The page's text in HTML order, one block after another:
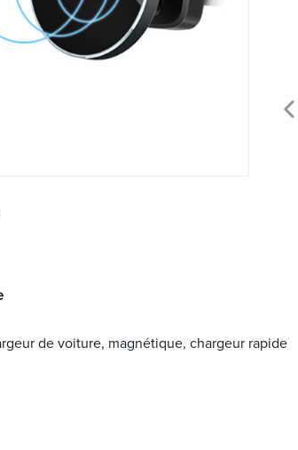
de voiture, magnétique, chargeur rapide